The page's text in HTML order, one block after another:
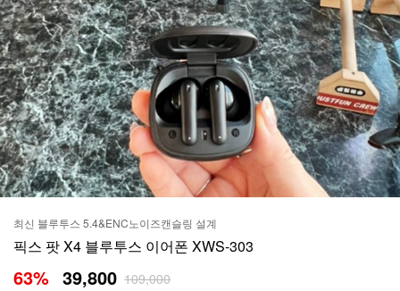
최신 블루투스 5.4&ENC노이즈캔슬링 설계
픽스 팟 X4 블루투스 이어폰 XWS-303
63% 39,800 109,000